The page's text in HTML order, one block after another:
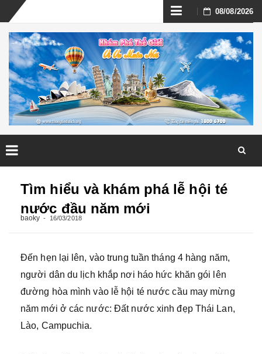
Skip
to
content
08/08/2026
Tìm hiểu và khám phá lễ hội té
nước đầu năm mới
baoky 16/03/2018
Đến hẹn lại lên, vào trung tuần tháng 4 hàng năm,
người dân du lịch khắp nơi háo hức khăn gói lên
đường hòa mình vào lễ hội té nước cầu may mừng
năm mới ở các nước: Đất nước xinh đẹp Thái Lan,
Lào, Campuchia.